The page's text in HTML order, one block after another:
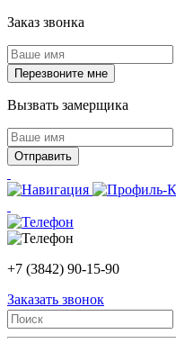
Заказ звонка
Вызвать замерщика
+7 (3842) 90-15-90
Заказать звонок